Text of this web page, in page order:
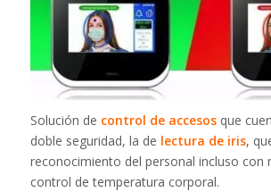
Solución de control de accesosque
doble seguridad, la de lectura de iris,
reconocimiento del personal incluso con
control de temperatura corporal.